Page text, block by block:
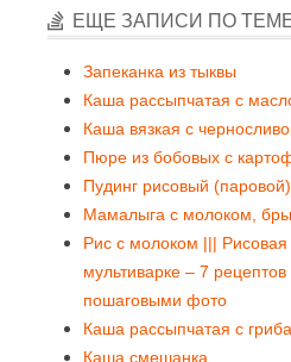
ЕЩЕ ЗАПИСИ ПО
Запеканка из тыквы
Каша рассыпчатая с
Каша вязкая с
Пюре из бобовых с
Пудинг рисовый (паровой)
Мамалыга с молоком,
Рис с молоком |||
мультиварке – 7
пошаговыми фото
Каша рассыпчатая с
Каша смешанка